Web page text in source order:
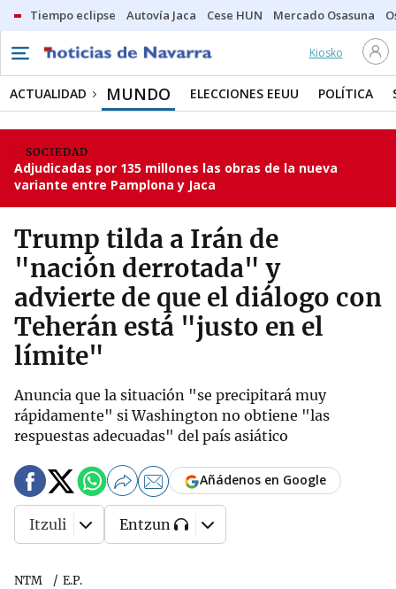
Tiempo eclipse Autovía Jaca Cese HUN Mercado Osasuna
Kiosko
ACTUALIDAD MUNDO ELECCIONES EEUU POLÍTICA
SOCIEDAD
Adjudicadas por 135 millones las obras de la nueva
variante entre Pamplona y Jaca
Trump tilda a Irán de
"nación derrotada" y
advierte de que el diálogo con
Teherán está "justo en el
límite"
Anuncia que la situación "se precipitará muy
rápidamente" si Washington no obtiene "las
respuestas adecuadas" del país asiático
NTM E.P.
Añádenos en Google
Itzuli Entzun